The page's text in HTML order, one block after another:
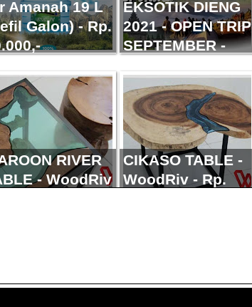
ULTRA
- I.1 - RP
ADIDAS ULTRA
BOOST - I.1 - RP
430.000,-
225.000,-
Amanah 19 L
Galon) - Rp.
EKSOTIK DIENG
2021 - OPEN TRIP
SEPTEMBER -
RIVER
- WoodRiv
CIKASO TABLE -
WoodRiv - Rp.